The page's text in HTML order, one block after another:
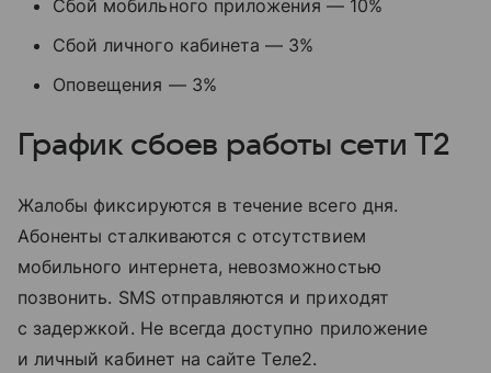
Сбой мобильного приложения — 10%
Сбой личного кабинета — 3%
Оповещения — 3%
График сбоев работы сети T2
Жалобы фиксируются в течение всего дня.
Абоненты сталкиваются с отсутствием
мобильного интернета, невозможностью
позвонить. SMS отправляются и приходят
с задержкой. Не всегда доступно приложение
и личный кабинет на сайте Tеле2.